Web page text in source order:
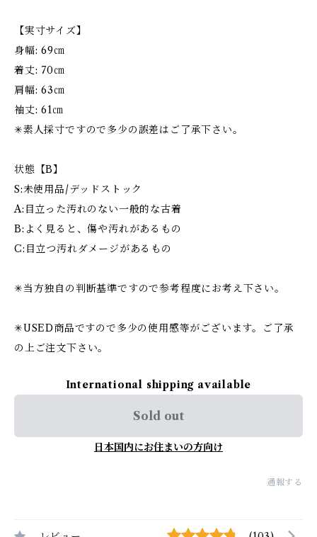
【実寸サイズ】
身幅: 69㎝
着丈: 70㎝
肩幅: 63㎝
袖丈: 61㎝
✳︎素人採寸ですので多少の誤差はご了承下さい。
状態【B】
S:未使用品/デッドストック
A:目立った汚れのない一般的な古着
B:よく見ると、傷や汚れがあるもの
C:目立つ汚れダメージがあるもの
✳︎当方独自の判断基準ですので参考程度にお考え下さい。
✳︎USED商品ですので多少の使用感等がございます。ご了承
の上ご注文下さい。
International shipping available
Sold out
日本国内にお住まいの方向け
通報する